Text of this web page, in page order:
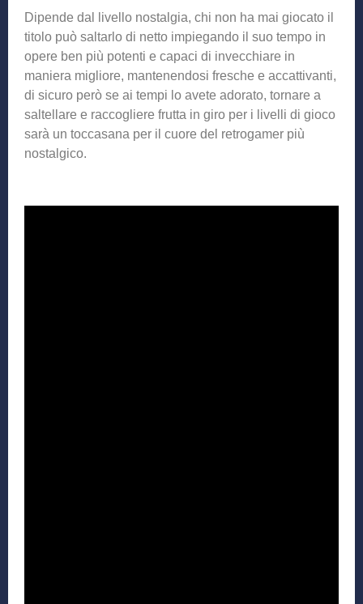
Dipende dal livello nostalgia, chi non ha mai giocato il
titolo può saltarlo di netto impiegando il suo tempo in
opere ben più potenti e capaci di invecchiare in
maniera migliore, mantenendosi fresche e accattivanti,
di sicuro però se ai tempi lo avete adorato, tornare a
saltellare e raccogliere frutta in giro per i livelli di gioco
sarà un toccasana per il cuore del retrogamer più
nostalgico.